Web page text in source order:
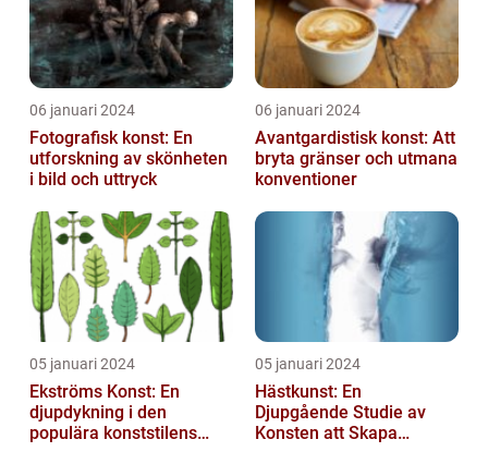
06 januari 2024
Fotografisk konst: En
utforskning av skönheten
i bild och uttryck
06 januari 2024
Avantgardistisk konst: Att
bryta gränser och utmana
konventioner
05 januari 2024
Ekströms Konst: En
djupdykning i den
populära konststilens
05 januari 2024
Hästkunst: En
Djupgående Studie av
Konsten att Skapa